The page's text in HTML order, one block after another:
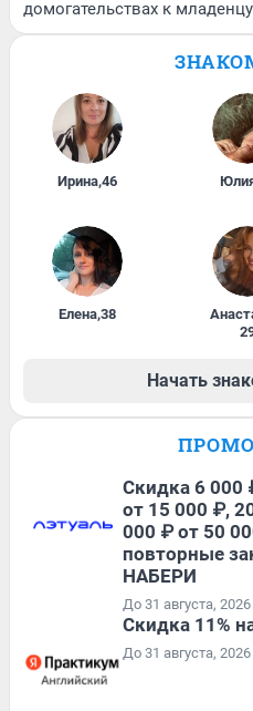
домогательствах к младенцу
Ирина,46
Елена,38
Начать
Скидка 6 000
от 15 000 ₽,
000 ₽ от 50
повторные
НАБЕРИ
До 31 августа, 2026
Скидка 11%
До 31 августа, 2026